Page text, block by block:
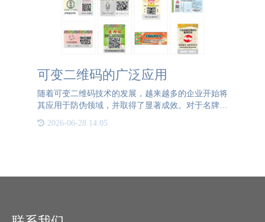
可变二维码的广泛应用
随着可变二维码技术的发展，越来越多的企业开始将
其应用于防伪领域，并取得了显著成效。对于名牌商
品而言，假冒问题尤为突出。通过在每件产品上附着
一个可变二维码，消费者可以通过简单的扫码动作验
2026-06-28 14:05